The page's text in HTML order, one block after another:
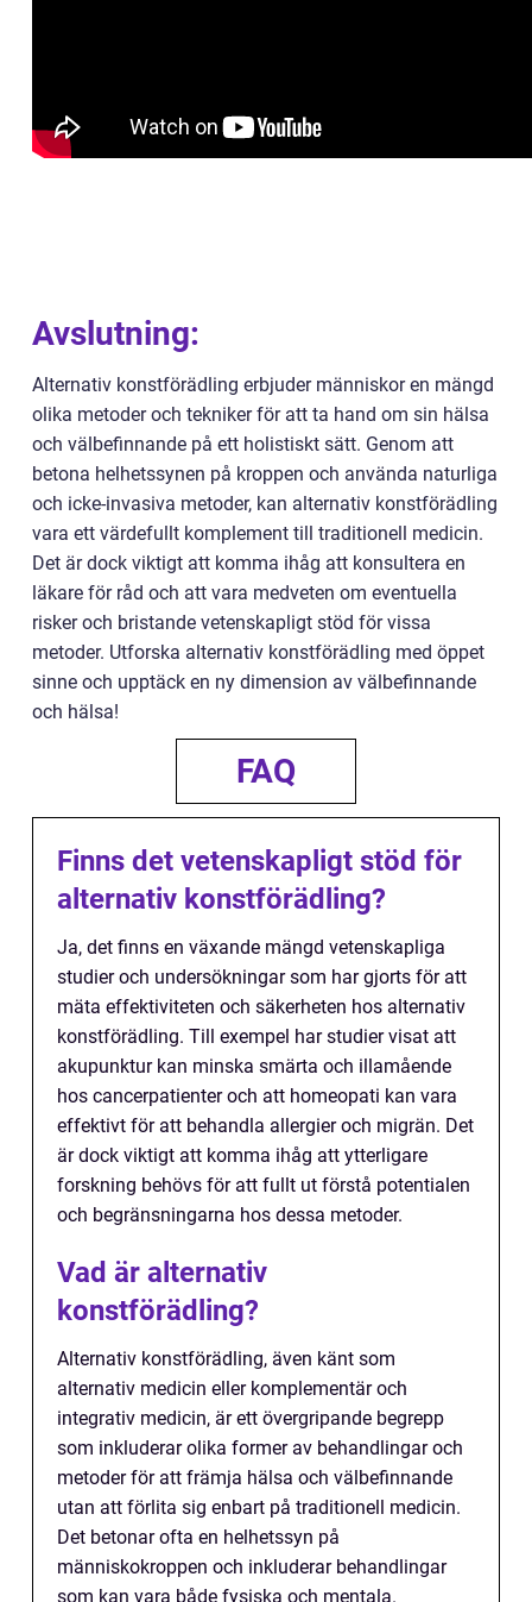
Avslutning:
Alternativ konstförädling erbjuder människor en mängd
olika metoder och tekniker för att ta hand om sin hälsa
och välbefinnande på ett holistiskt sätt. Genom att
betona helhetssynen på kroppen och använda naturliga
och icke-invasiva metoder, kan alternativ konstförädling
vara ett värdefullt komplement till traditionell medicin.
Det är dock viktigt att komma ihåg att konsultera en
läkare för råd och att vara medveten om eventuella
risker och bristande vetenskapligt stöd för vissa
metoder. Utforska alternativ konstförädling med öppet
sinne och upptäck en ny dimension av välbefinnande
och hälsa!
FAQ
Finns det vetenskapligt stöd för
alternativ konstförädling?
Ja, det finns en växande mängd vetenskapliga
studier och undersökningar som har gjorts för att
mäta effektiviteten och säkerheten hos alternativ
konstförädling. Till exempel har studier visat att
akupunktur kan minska smärta och illamående
hos cancerpatienter och att homeopati kan vara
effektivt för att behandla allergier och migrän. Det
är dock viktigt att komma ihåg att ytterligare
forskning behövs för att fullt ut förstå potentialen
och begränsningarna hos dessa metoder.
Vad är alternativ
konstförädling?
Alternativ konstförädling, även känt som
alternativ medicin eller komplementär och
integrativ medicin, är ett övergripande begrepp
som inkluderar olika former av behandlingar och
metoder för att främja hälsa och välbefinnande
utan att förlita sig enbart på traditionell medicin.
Det betonar ofta en helhetssyn på
människokroppen och inkluderar behandlingar
som kan vara både fysiska och mentala.